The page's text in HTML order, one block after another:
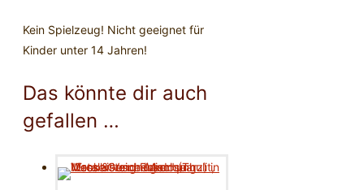
Kein Spielzeug! Nicht geeignet für
Kinder unter 14 Jahren!
Das könnte dir auch
gefallen …